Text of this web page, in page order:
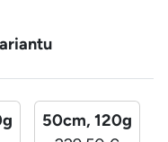
50cm, 120g